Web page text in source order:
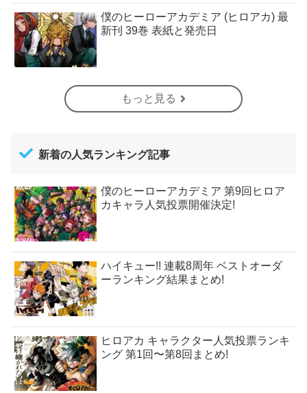
僕のヒーローアカデミア (ヒロアカ) 最
新刊 39巻 表紙と発売日
もっと見る
新着の人気ランキング記事
僕のヒーローアカデミア 第9回ヒロア
カキャラ人気投票開催決定!
ハイキュー!! 連載8周年 ベストオーダ
ーランキング結果まとめ!
ヒロアカ キャラクター人気投票ランキ
ング 第1回〜第8回まとめ!